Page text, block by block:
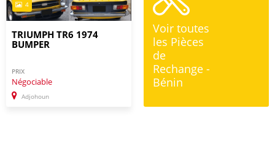
4
TRIUMPH TR6 1974
BUMPER
PRIX
Négociable
Adjohoun
Voir toutes
les Pièces
de
Rechange -
Bénin